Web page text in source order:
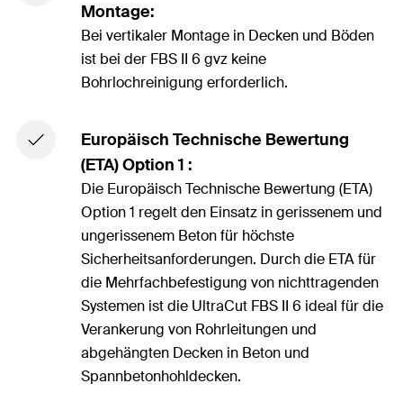
Montage:
Bei vertikaler Montage in Decken und Böden
ist bei der FBS II 6 gvz keine
Bohrlochreinigung erforderlich.
Europäisch Technische Bewertung
(ETA) Option 1 :
Die Europäisch Technische Bewertung (ETA)
Option 1 regelt den Einsatz in gerissenem und
ungerissenem Beton für höchste
Sicherheitsanforderungen. Durch die ETA für
die Mehrfachbefestigung von nichttragenden
Systemen ist die UltraCut FBS II 6 ideal für die
Verankerung von Rohrleitungen und
abgehängten Decken in Beton und
Spannbetonhohldecken.